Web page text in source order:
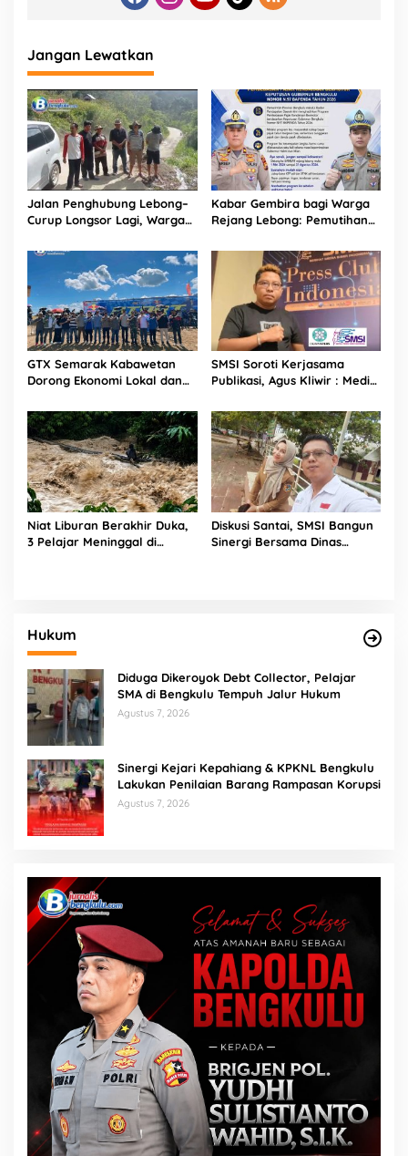
Jangan Lewatkan
Jalan Penghubung Lebong–
Curup Longsor Lagi, Warga
Permanen
Kabar Gembira bagi Warga
Rejang Lebong: Pemutihan
Dibuka Mulai Mei 2026
GTX Semarak Kabawetan
Dorong Ekonomi Lokal dan
SMSI Soroti Kerjasama
Publikasi, Agus Kliwir : Media
Konstituen Dewan Pers
Niat Liburan Berakhir Duka,
3 Pelajar Meninggal di
Diskusi Santai, SMSI Bangun
Sinergi Bersama Dinas
Hukum
Diduga Dikeroyok Debt Collector, Pelajar
SMA di Bengkulu Tempuh Jalur Hukum
Agustus 7, 2026
Sinergi Kejari Kepahiang & KPKNL Bengkulu
Lakukan Penilaian Barang Rampasan Korupsi
Agustus 7, 2026